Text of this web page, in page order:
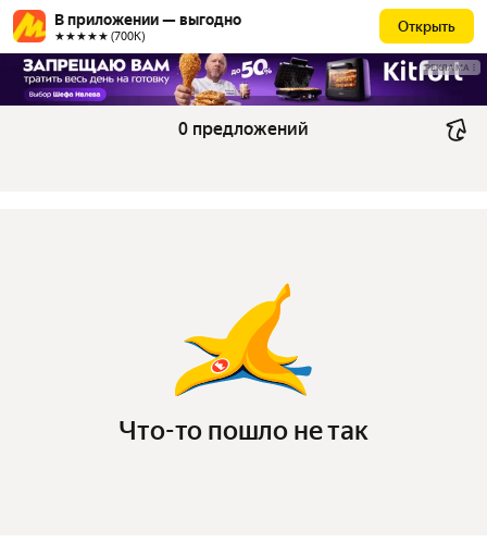
В приложении — выгодно
★★★★★ (700К)
Открыть
РЕКЛАМА
0 предложений
Что-то пошло не так